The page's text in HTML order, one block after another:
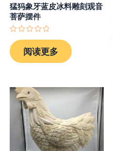
猛犸象牙蓝皮冰料雕刻观音
菩萨摆件
评
分
0
&sol;
阅读更多